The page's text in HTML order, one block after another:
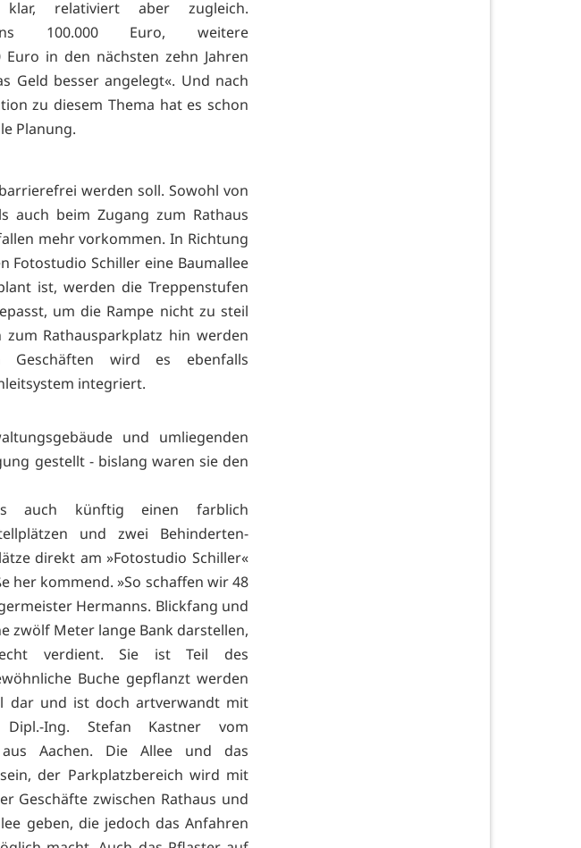
klar, relativiert aber zugleich.
100.000 Euro, weitere
in den nächsten zehn Jahren
Geld besser angelegt«. Und nach
zu diesem Thema hat es schon
Planung.
werden soll. Sowohl von
auch beim Zugang zum Rathaus
mehr vorkommen. In Richtung
Fotostudio Schiller eine Baumallee
ist, werden die Treppenstufen
um die Rampe nicht zu steil
Rathausparkplatz hin werden
wird es ebenfalls
integriert.
und umliegenden
gestellt - bislang waren sie den
auch künftig einen farblich
und zwei Behinderten-
direkt am »Fotostudio Schiller«
her kommend. »So schaffen wir 48
Hermanns. Blickfang und
zwölf Meter lange Bank darstellen,
verdient. Sie ist Teil des
Buche gepflanzt werden
dar und ist doch artverwandt mit
Ing. Stefan Kastner vom
aus Aachen. Die Allee und das
der Parkplatzbereich wird mit
Geschäfte zwischen Rathaus und
geben, die jedoch das Anfahren